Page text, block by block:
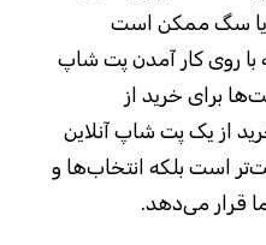
یا سگ ممکن است
با روی کار آمدن پت شاپ
برای خرید از
از یک پت شاپ آنلاین
است بلکه انتخاب‌ها و
قرار می‌دهد.